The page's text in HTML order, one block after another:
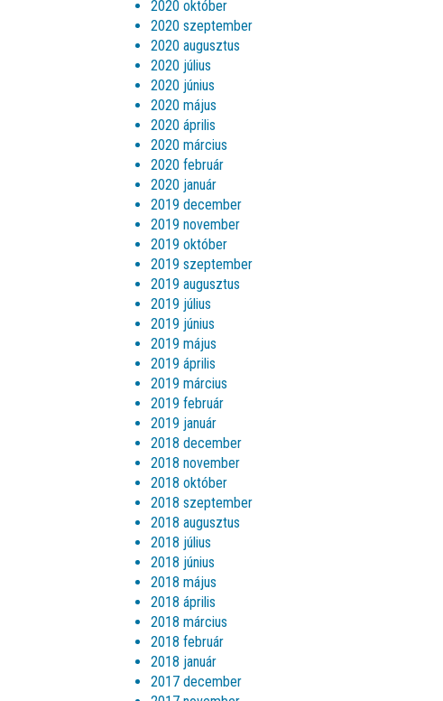
2020 október
2020 szeptember
2020 augusztus
2020 július
2020 június
2020 május
2020 április
2020 március
2020 február
2020 január
2019 december
2019 november
2019 október
2019 szeptember
2019 augusztus
2019 július
2019 június
2019 május
2019 április
2019 március
2019 február
2019 január
2018 december
2018 november
2018 október
2018 szeptember
2018 augusztus
2018 július
2018 június
2018 május
2018 április
2018 március
2018 február
2018 január
2017 december